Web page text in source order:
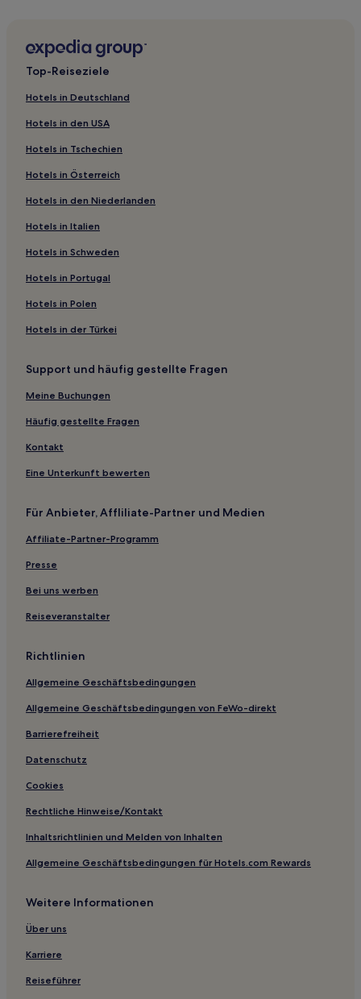
Aparthotels in Arlington
Familien in Williamsburg
Haustierfreundliche in Williamsburg
Familien in Zentral-Virginia
Hotels mit Wellnessbereich in Charlottesville
Luxus in Charlottesville
Günstige in Charlottesville
Hotels mit Küchenzeile in Charlottesville
Hotels mit Parkplatz in Charlottesville
Familien in Charlottesville
Haustierfreundliche in Manassas
Familien in Wintergreen
Günstige in Bellwood
Günstige in Nordvirginia
Hotels mit Pool in Nordvirginia
Hotels mit WLAN in Nordvirginia
Haustierfreundliche in Nordvirginia
Hotels mit Parkplatz in Nordvirginia
Hotels mit inbegriffenem Frühstück in Chantilly
Familien in Lexington
Hotels mit Parkplatz in Farmville
Business in Farmville
Günstige in Farmville
Haustierfreundliche in Farmville
Business in Addison Heights
Haustierfreundliche in Vienna
Hotels mit inbegriffenem Frühstück in Vienna
Familien in Vienna
Hotels mit Parkplatz in Vienna
Hotels mit Pool in Bon Air
Haustierfreundliche in Orange
Hotels mit Parkplatz in Appomattox
Haustierfreundliche in Virginia
Hotels mit Küchenzeile in Virginia
Top-Reiseziele
Hotels in Deutschland
Hotels in den USA
Hotels in Tschechien
Hotels in Österreich
Hotels in den Niederlanden
Hotels in Italien
Hotels in Schweden
Hotels in Portugal
Hotels in Polen
Hotels in der Türkei
Support und häufig gestellte Fragen
Meine Buchungen
Häufig gestellte Fragen
Kontakt
Eine Unterkunft bewerten
Für Anbieter, Affliliate-Partner und Medien
Affiliate-Partner-Programm
Presse
Bei uns werben
Reiseveranstalter
Richtlinien
Allgemeine Geschäftsbedingungen
Allgemeine Geschäftsbedingungen von FeWo-direkt
Barrierefreiheit
Datenschutz
Cookies
Rechtliche Hinweise/Kontakt
Inhaltsrichtlinien und Melden von Inhalten
Allgemeine Geschäftsbedingungen für Hotels.com Rewards
Weitere Informationen
Über uns
Karriere
Reiseführer